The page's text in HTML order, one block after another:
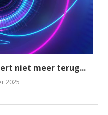
niet meer terug...
2025